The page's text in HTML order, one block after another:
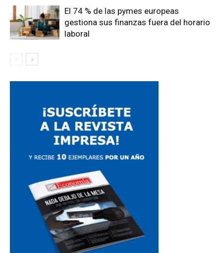
El 74 % de las pymes europeas
gestiona sus finanzas fuera del horario
laboral